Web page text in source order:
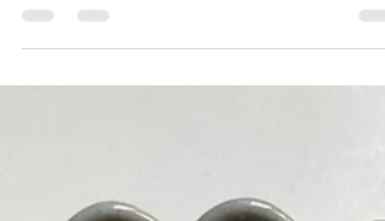
J’en fais quoi de ma super jolie mangue aux
couleurs inouïes? Pourquoi pas des rouleaux
sauce à nems, toute prête; j’ai préféré, pour les